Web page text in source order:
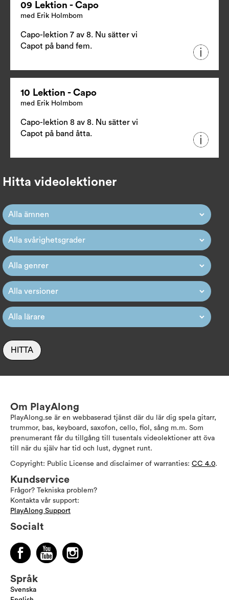
09 Lektion - Capo
med Erik Holmbom
Capo-lektion 7 av 8. Nu sätter vi
Capot på band fem.
10 Lektion - Capo
med Erik Holmbom
Capo-lektion 8 av 8. Nu sätter vi
Capot på band åtta.
Hitta videolektioner
HITTA
Om PlayAlong
PlayAlong.se är en webbaserad tjänst där du lär dig spela gitarr,
trummor, bas, keyboard, saxofon, cello, fiol, sång m.m. Som
prenumerant får du tillgång till tusentals videolektioner att öva
till när du själv har tid och lust, dygnet runt.
Copyright: Public License and disclaimer of warranties: CC 4.0.
Kundservice
Frågor? Tekniska problem?
Kontakta vår support:
PlayAlong Support
Socialt
Språk
Svenska